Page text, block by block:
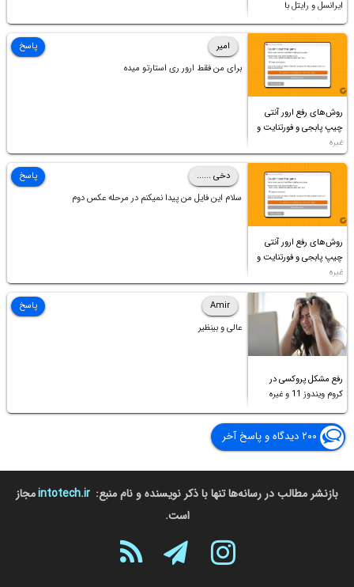
ایرانسل و رایتل با
روش‌های مختلف
روش‌های رفع ارور آنتی
چیپ پابجی و فورتنایت و
غیره
امیر
برای من فقط ارور ری استارتو میده
پاسخ
روش‌های رفع ارور آنتی
چیپ پابجی و فورتنایت و
غیره
دخی ......
سلام این فایل من پیدا نمیکنم در مرحله عکس دوم
پاسخ
رفع مشکل پروکسی در
کروم ویندوز 11 و غیره
Amir
عالی و بینظیر
پاسخ
۲۰۰ دیدگاه و پاسخ آخر
بازنشر مطالب در رسانه‌ها تنها با ذکر نویسنده و نام منبع: intotech.irمجاز
است.